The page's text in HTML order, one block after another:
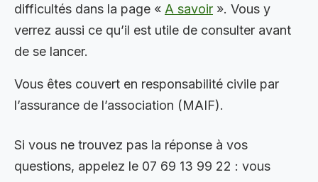
difficultés dans la page « A savoir ». Vous y
verrez aussi ce qu’il est utile de consulter avant
de se lancer.
Vous êtes couvert en responsabilité civile par
l’assurance de l’association (MAIF).
Si vous ne trouvez pas la réponse à vos
questions, appelez le 07 69 13 99 22 : vous